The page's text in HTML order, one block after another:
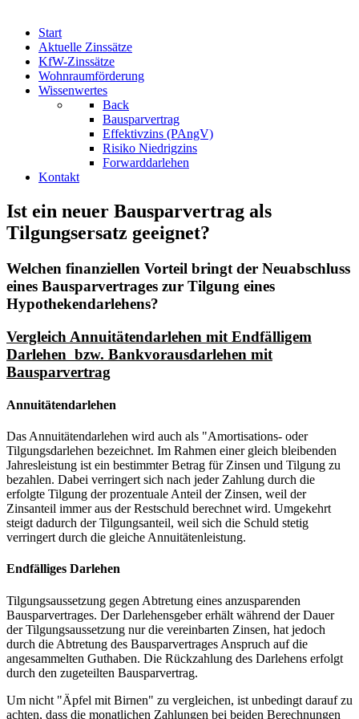
Start
Aktuelle Zinssätze
KfW-Zinssätze
Wohnraumförderung
Wissenwertes
Back
Bausparvertrag
Effektivzins (PAngV)
Risiko Niedrigzins
Forwarddarlehen
Kontakt
Ist ein neuer Bausparvertrag als
Tilgungsersatz geeignet?
Welchen finanziellen Vorteil bringt der Neuabschluss
eines Bausparvertrages zur Tilgung eines
Hypothekendarlehens?
Vergleich Annuitätendarlehen mit Endfälligem
Darlehen bzw. Bankvorausdarlehen mit
Bausparvertrag
Annuitätendarlehen
Das Annuitätendarlehen wird auch als "Amortisations- oder
Tilgungsdarlehen bezeichnet. Im Rahmen einer gleich bleibenden
Jahresleistung ist ein bestimmter Betrag für Zinsen und Tilgung zu
bezahlen. Dabei verringert sich nach jeder Zahlung durch die
erfolgte Tilgung der prozentuale Anteil der Zinsen, weil der
Zinsanteil immer aus der Restschuld berechnet wird. Umgekehrt
steigt dadurch der Tilgungsanteil, weil sich die Schuld stetig
verringert durch die gleiche Annuitätenleistung.
Endfälliges Darlehen
Tilgungsaussetzung gegen Abtretung eines anzusparenden
Bausparvertrages. Der Darlehensgeber erhält während der Dauer
der Tilgungsaussetzung nur die vereinbarten Zinsen, hat jedoch
durch die Abtretung des Bausparvertrages Anspruch auf die
angesammelten Guthaben. Die Rückzahlung des Darlehens erfolgt
durch den zugeteilten Bausparvertrag.
Um nicht "Äpfel mit Birnen" zu vergleichen, ist unbedingt darauf zu
achten, dass die monatlichen Zahlungen bei beiden Berechnungen